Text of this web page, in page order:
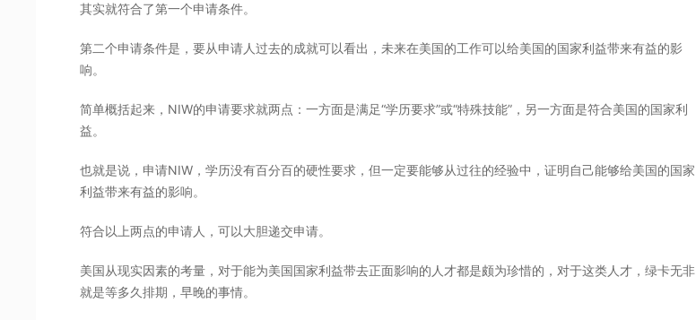
其实就符合了第一个申请条件。
第二个申请条件是，要从申请人过去的成就可以看出，未来在美国的工作可以给美国的国家利益带来有益的影
响。
简单概括起来，NIW的申请要求就两点：一方面是满足“学历要求”或“特殊技能”，另一方面是符合美国的国家利
益。
也就是说，申请NIW，学历没有百分百的硬性要求，但一定要能够从过往的经验中，证明自己能够给美国的国家
利益带来有益的影响。
符合以上两点的申请人，可以大胆递交申请。
美国从现实因素的考量，对于能为美国国家利益带去正面影响的人才都是颇为珍惜的，对于这类人才，绿卡无非
就是等多久排期，早晚的事情。